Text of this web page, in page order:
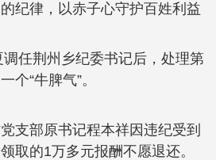
纪律，以赤子心守护百姓利益
任荆州乡纪委书记后，处理第
个“牛脾气”。
支部原书记程本祥因违纪受到
取的1万多元报酬不愿退还。